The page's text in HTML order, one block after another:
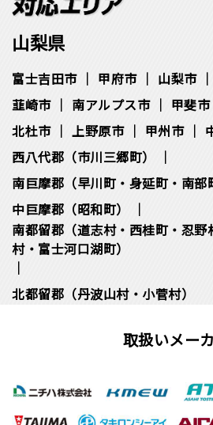
山梨県
富士吉田市 甲府市 山梨市
韮崎市
南アルプス市 甲斐市
北杜市
上野原市 甲州市
西八代郡（市川三郷町）
南巨摩郡（早川町・身延町・南部
中巨摩郡（昭和町）
南都留郡（道志村・西桂町・忍
村・富士河口湖町）
北都留郡（丹波山村・小菅村）
取扱いメー